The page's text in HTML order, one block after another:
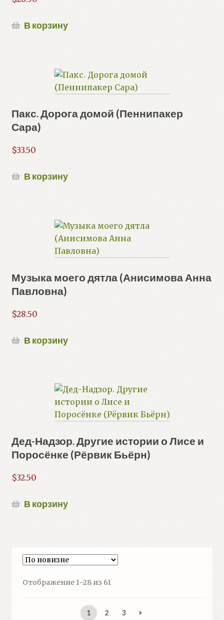
В корзину
Пакс. Дорога домой (Пеннипакер
Сара)
$33.50
В корзину
Музыка моего дятла (Анисимова Анна
Павловна)
$28.50
В корзину
Дед-Надзор. Другие истории о Лисе и
Поросёнке (Рёрвик Бьёрн)
$32.50
В корзину
Отображение 1–28 из 61
1 2 3